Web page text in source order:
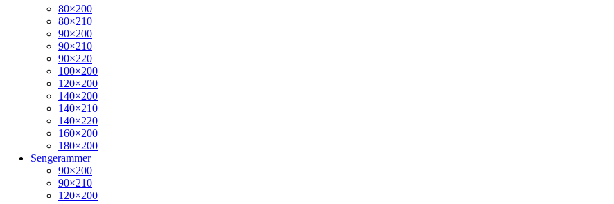
80×200
80×210
90×200
90×210
90×220
100×200
120×200
140×200
140×210
140×220
160×200
180×200
Sengerammer
90×200
90×210
120×200